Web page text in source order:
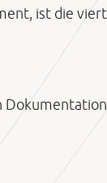
ist die